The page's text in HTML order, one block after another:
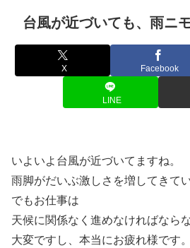
台風が近づいても、雨ニ
X Facebook
LINE
いよいよ台風が近づいてますね。
雨脚がだいぶ激しさを増してきてい
でもお仕事は
天候に関係なく進めなければなら
大変ですし、本当にお疲れ様です。